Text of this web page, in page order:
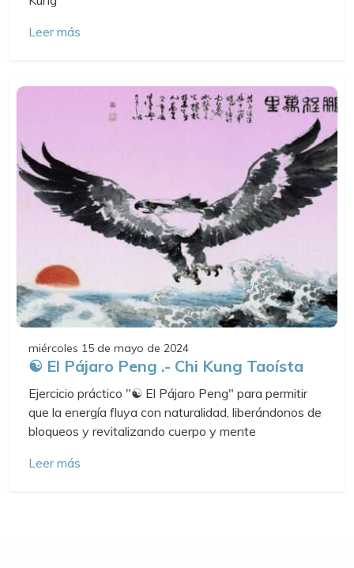
Leer más
miércoles 15 de mayo de 2024
☯️ El Pájaro Peng .- Chi Kung Taoísta
Ejercicio práctico "☯️ El Pájaro Peng" para permitir
que la energía fluya con naturalidad, liberándonos de
bloqueos y revitalizando cuerpo y mente
Leer más